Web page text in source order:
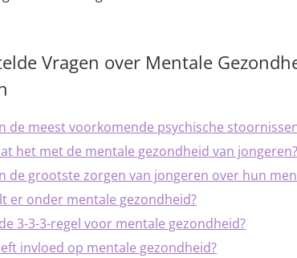
Vragen over Mentale
de meest voorkomende psychische
het met de mentale gezondheid van jongeren?
de grootste zorgen van jongeren over hun
er onder mentale gezondheid?
3-3-3-regel voor mentale gezondheid?
invloed op mentale gezondheid?